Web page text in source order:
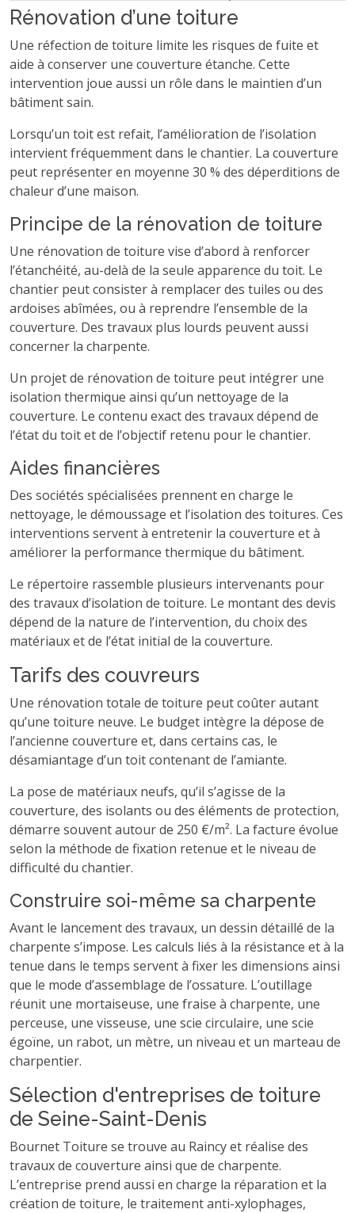
Rénovation d’une toiture
Une réfection de toiture limite les risques de fuite et
aide à conserver une couverture étanche. Cette
intervention joue aussi un rôle dans le maintien d’un
bâtiment sain.
Lorsqu’un toit est refait, l’amélioration de l’isolation
intervient fréquemment dans le chantier. La couverture
peut représenter en moyenne 30 % des déperditions de
chaleur d’une maison.
Principe de la rénovation de toiture
Une rénovation de toiture vise d’abord à renforcer
l’étanchéité, au-delà de la seule apparence du toit. Le
chantier peut consister à remplacer des tuiles ou des
ardoises abîmées, ou à reprendre l’ensemble de la
couverture. Des travaux plus lourds peuvent aussi
concerner la charpente.
Un projet de rénovation de toiture peut intégrer une
isolation thermique ainsi qu’un nettoyage de la
couverture. Le contenu exact des travaux dépend de
l’état du toit et de l’objectif retenu pour le chantier.
Aides financières
Des sociétés spécialisées prennent en charge le
nettoyage, le démoussage et l’isolation des toitures. Ces
interventions servent à entretenir la couverture et à
améliorer la performance thermique du bâtiment.
Le répertoire rassemble plusieurs intervenants pour
des travaux d’isolation de toiture. Le montant des devis
dépend de la nature de l’intervention, du choix des
matériaux et de l’état initial de la couverture.
Tarifs des couvreurs
Une rénovation totale de toiture peut coûter autant
qu’une toiture neuve. Le budget intègre la dépose de
l’ancienne couverture et, dans certains cas, le
désamiantage d’un toit contenant de l’amiante.
La pose de matériaux neufs, qu’il s’agisse de la
couverture, des isolants ou des éléments de protection,
démarre souvent autour de 250 €/m². La facture évolue
selon la méthode de fixation retenue et le niveau de
difficulté du chantier.
Construire soi-même sa charpente
Avant le lancement des travaux, un dessin détaillé de la
charpente s’impose. Les calculs liés à la résistance et à la
tenue dans le temps servent à fixer les dimensions ainsi
que le mode d’assemblage de l’ossature. L’outillage
réunit une mortaiseuse, une fraise à charpente, une
perceuse, une visseuse, une scie circulaire, une scie
égoïne, un rabot, un mètre, un niveau et un marteau de
charpentier.
Sélection d'entreprises de toiture
de Seine-Saint-Denis
Bournet Toiture se trouve au Raincy et réalise des
travaux de couverture ainsi que de charpente.
L’entreprise prend aussi en charge la réparation et la
création de toiture, le traitement anti-xylophages,